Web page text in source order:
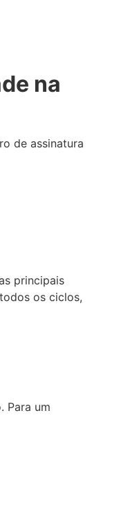
na
de assinatura
principais
os ciclos,
Para um